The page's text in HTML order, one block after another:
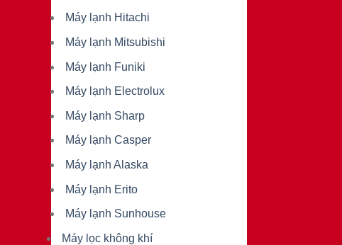
Máy lạnh Hitachi
Máy lạnh Mitsubishi
Máy lạnh Funiki
Máy lạnh Electrolux
Máy lạnh Sharp
Máy lạnh Casper
Máy lạnh Alaska
Máy lạnh Erito
Máy lạnh Sunhouse
Máy lọc không khí